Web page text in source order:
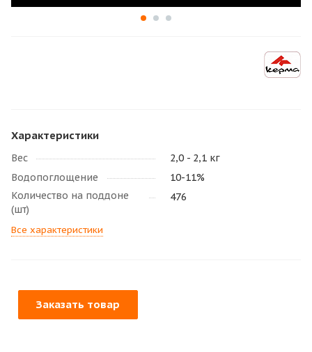
Характеристики
Вес
2,0 - 2,1 кг
Водопоглощение
10-11%
Количество на поддоне
(шт)
476
Все характеристики
Заказать товар